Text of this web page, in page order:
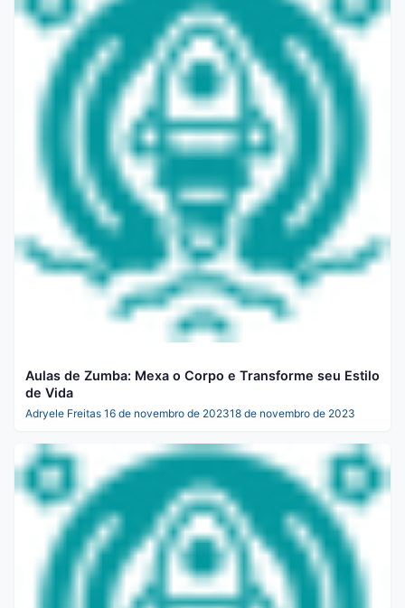
Aulas de Zumba: Mexa o Corpo e Transforme seu Estilo
de Vida
Adryele Freitas 16 de novembro de 202318 de novembro de 2023